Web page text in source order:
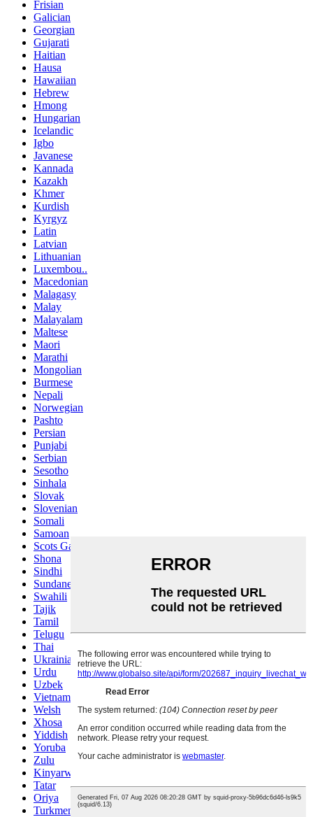
Frisian
Galician
Georgian
Gujarati
Haitian
Hausa
Hawaiian
Hebrew
Hmong
Hungarian
Icelandic
Igbo
Javanese
Kannada
Kazakh
Khmer
Kurdish
Kyrgyz
Latin
Latvian
Lithuanian
Luxembou..
Macedonian
Malagasy
Malay
Malayalam
Maltese
Maori
Marathi
Mongolian
Burmese
Nepali
Norwegian
Pashto
Persian
Punjabi
Serbian
Sesotho
Sinhala
Slovak
Slovenian
Somali
Samoan
Scots Gaelic
Shona
Sindhi
Sundanese
Swahili
Tajik
Tamil
Telugu
Thai
Ukrainian
Urdu
Uzbek
Vietnamese
Welsh
Xhosa
Yiddish
Yoruba
Zulu
Kinyarwanda
Tatar
Oriya
Turkmen